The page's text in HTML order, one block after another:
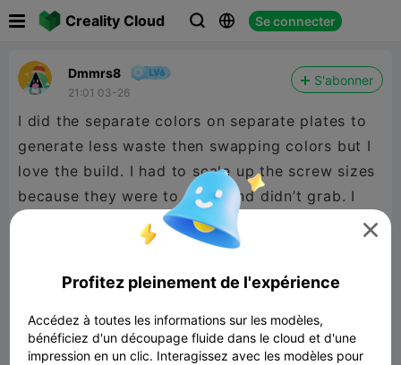
Creality Cloud   Se connecter
Dmmrs8
21:01 03-26
S'abonner
I did the separate colors on separate plates to
generate less waste then swapping colors but I
love the build. I had to scale up the screw sizes
because they were to small and didn’t grab. I
went up to 104% on scaling for the screws and

Profitez pleinement de l'expérience
Accédez à toutes les informations sur les modèles,
bénéficiez d'un découpage fluide dans le cloud et d'une
impression en un clic. Interagissez avec les modèles pour